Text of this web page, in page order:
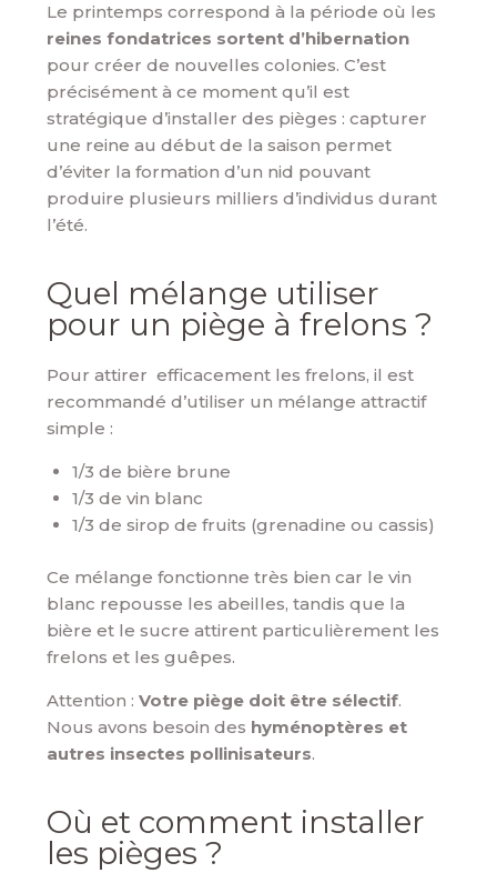
Le printemps correspond à la période où les
reines fondatrices sortent d’hibernation
pour créer de nouvelles colonies. C’est
précisément à ce moment qu’il est
stratégique d’installer des pièges : capturer
une reine au début de la saison permet
d’éviter la formation d’un nid pouvant
produire plusieurs milliers d’individus durant
l’été.
Quel mélange utiliser
pour un piège à frelons ?
Pour attirer efficacement les frelons, il est
recommandé d’utiliser un mélange attractif
simple :
1/3 de bière brune
1/3 de vin blanc
1/3 de sirop de fruits (grenadine ou cassis)
Ce mélange fonctionne très bien car le vin
blanc repousse les abeilles, tandis que la
bière et le sucre attirent particulièrement les
frelons et les guêpes.
Attention : Votre piège doit être sélectif.
Nous avons besoin des hyménoptères et
autres insectes pollinisateurs.
Où et comment installer
les pièges ?